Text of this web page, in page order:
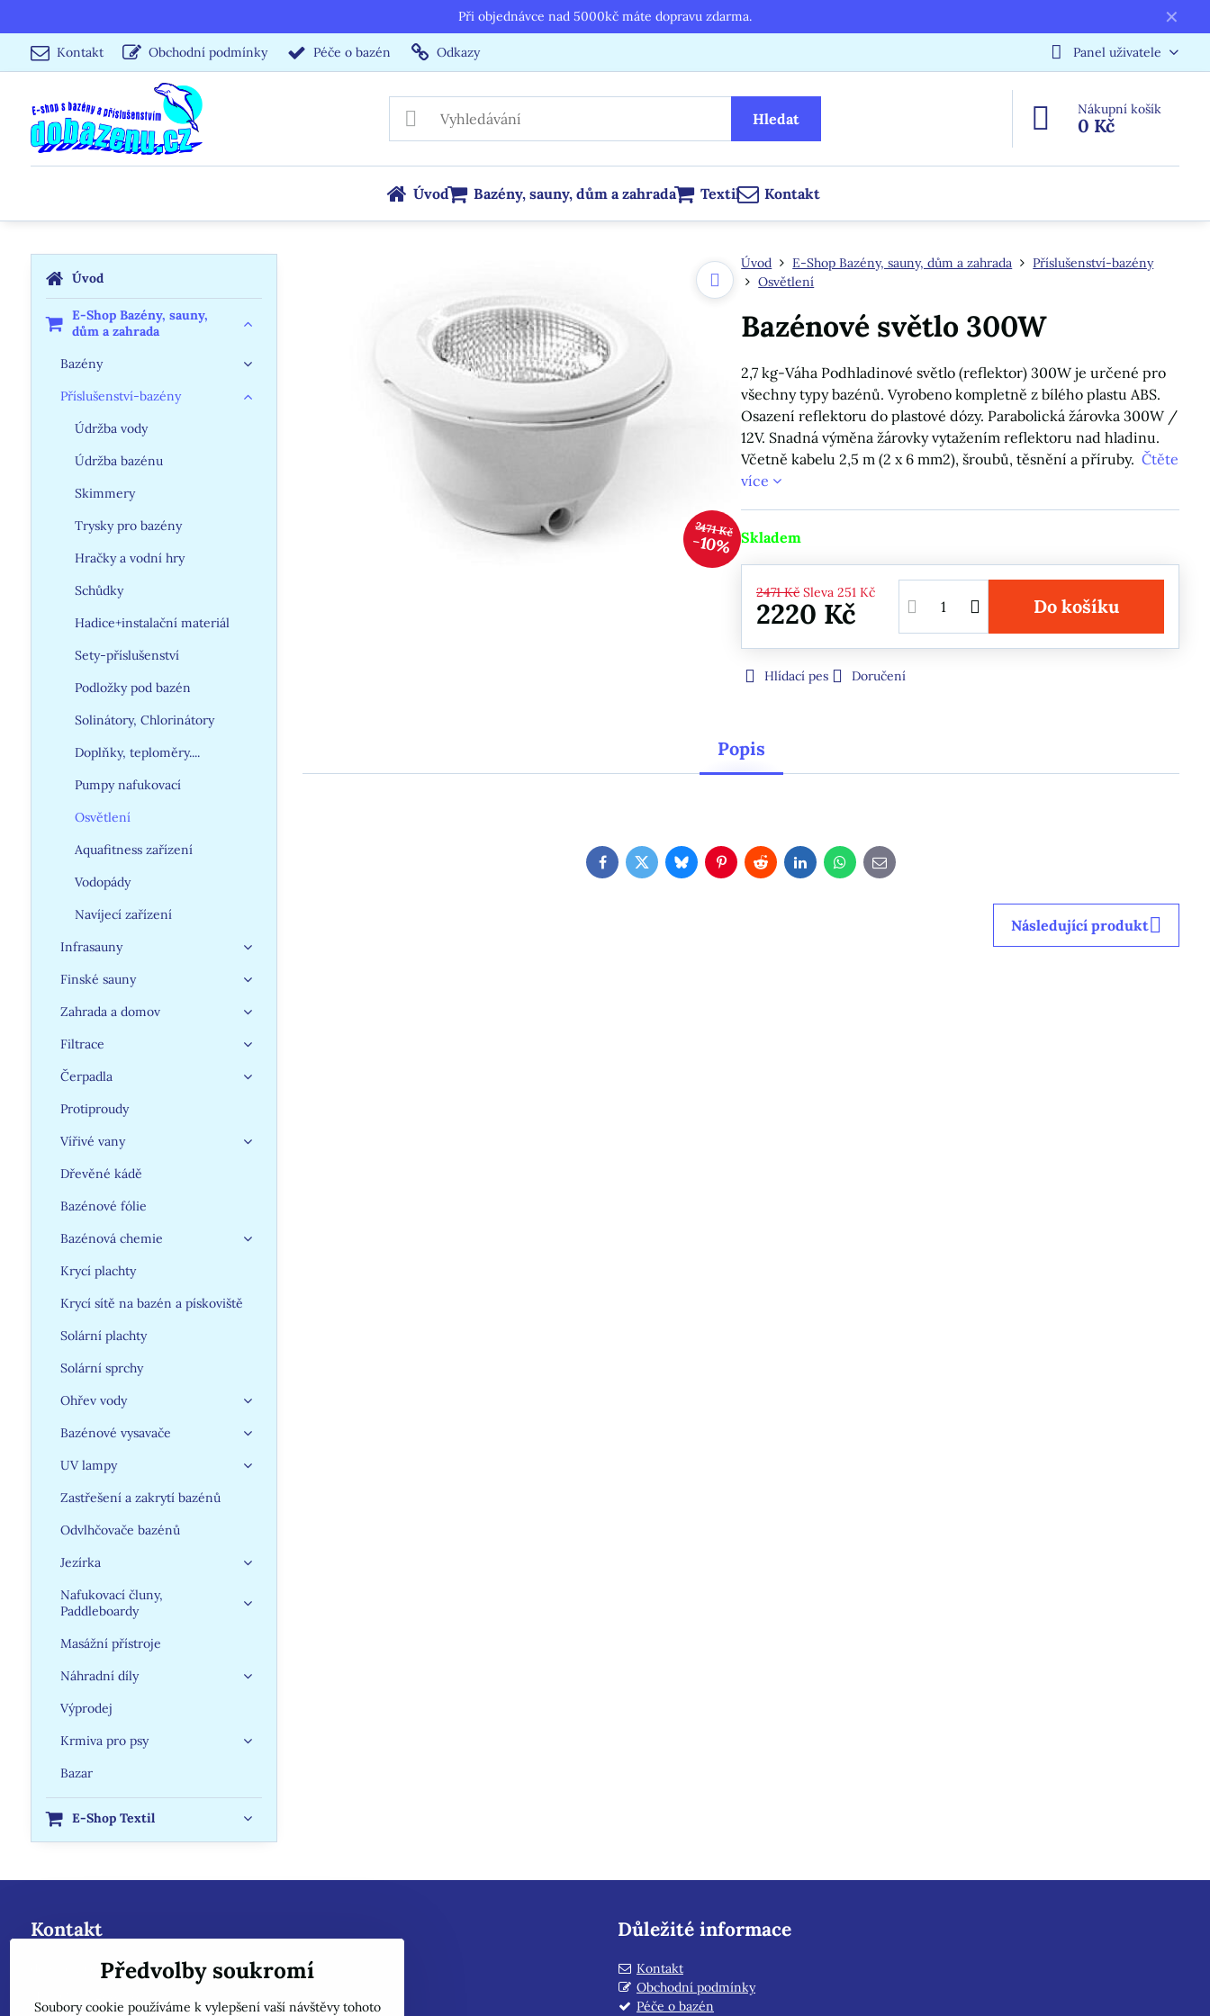
✕
Při objednávce nad 5000kč máte dopravu zdarma.
Kontakt Obchodní podmínky Péče o bazén Odkazy Panel uživatele
Hledat
Nákupní košík
0 Kč
Úvod Bazény, sauny, dům a zahrada Textil Kontakt
2471 Kč
10%
Úvod E-Shop Bazény, sauny, dům a zahrada
Příslušenství-bazény
Osvětlení
Bazénové světlo 300W
2,7 kg-Váha Podhladinové světlo (reflektor) 300W je určené pro
všechny typy bazénů. Vyrobeno kompletně z bílého plastu ABS.
Osazení reflektoru do plastové dózy. Parabolická žárovka 300W /
12V. Snadná výměna žárovky vytažením reflektoru nad hladinu.
Včetně kabelu 2,5 m (2 x 6 mm2), šroubů, těsnění a příruby.Čtěte
více
Skladem
2471 Kč Sleva 251 Kč
2220 Kč Do košíku
Hlídací pes Doručení
Popis
FacebookTwitterBlueskyPinterestRedditLinkedInWhatsApp
E-
mail
Následující produkt
Úvod
E-Shop Bazény, sauny,
dům a zahrada
Bazény
Příslušenství-bazény
Údržba vody
Údržba bazénu
Skimmery
Trysky pro bazény
Hračky a vodní hry
Schůdky
Hadice+instalační materiál
Sety-příslušenství
Podložky pod bazén
Solinátory, Chlorinátory
Doplňky, teploměry....
Pumpy nafukovací
Osvětlení
Aquafitness zařízení
Vodopády
Navíjecí zařízení
Infrasauny
Finské sauny
Zahrada a domov
Filtrace
Čerpadla
Protiproudy
Vířivé vany
Dřevěné kádě
Bazénové fólie
Bazénová chemie
Krycí plachty
Krycí sítě na bazén a pískoviště
Solární plachty
Solární sprchy
Ohřev vody
Bazénové vysavače
UV lampy
Zastřešení a zakrytí bazénů
Odvlhčovače bazénů
Jezírka
Nafukovací čluny,
Paddleboardy
Masážní přístroje
Náhradní díly
Výprodej
Krmiva pro psy
Bazar
E-Shop Textil
Kontakt
dobazenu.cz - Roman Kanclíř-Rokam
Důležité informace
Kontakt
Obchodní podmínky
Péče o bazén
Předvolby soukromí
Soubory cookie používáme k vylepšení vaší návštěvy tohoto